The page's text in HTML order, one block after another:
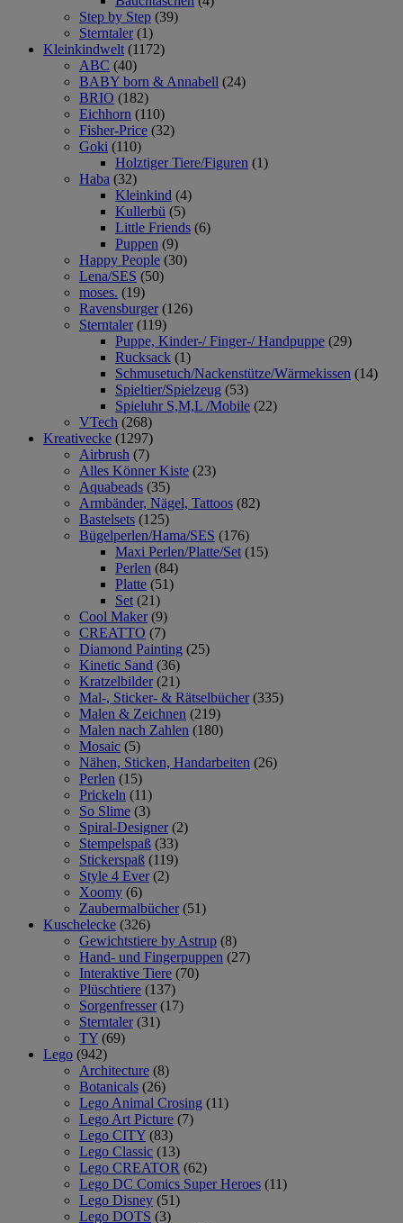
Step by Step (39)
Sterntaler (1)
Kleinkindwelt (1172)
ABC (40)
BABY born & Annabell (24)
BRIO (182)
Eichhorn (110)
Fisher-Price (32)
Goki (110)
Holztiger Tiere/Figuren (1)
Haba (32)
Kleinkind (4)
Kullerbü (5)
Little Friends (6)
Puppen (9)
Happy People (30)
Lena/SES (50)
moses. (19)
Ravensburger (126)
Sterntaler (119)
Puppe, Kinder-/ Finger-/ Handpuppe (29)
Rucksack (1)
Schmusetuch/Nackenstütze/Wärmekissen (14)
Spieltier/Spielzeug (53)
Spieluhr S,M,L /Mobile (22)
VTech (268)
Kreativecke (1297)
Airbrush (7)
Alles Könner Kiste (23)
Aquabeads (35)
Armbänder, Nägel, Tattoos (82)
Bastelsets (125)
Bügelperlen/Hama/SES (176)
Maxi Perlen/Platte/Set (15)
Perlen (84)
Platte (51)
Set (21)
Cool Maker (9)
CREATTO (7)
Diamond Painting (25)
Kinetic Sand (36)
Kratzelbilder (21)
Mal-, Sticker- & Rätselbücher (335)
Malen & Zeichnen (219)
Malen nach Zahlen (180)
Mosaic (5)
Nähen, Sticken, Handarbeiten (26)
Perlen (15)
Prickeln (11)
So Slime (3)
Spiral-Designer (2)
Stempelspaß (33)
Stickerspaß (119)
Style 4 Ever (2)
Xoomy (6)
Zaubermalbücher (51)
Kuschelecke (326)
Gewichtstiere by Astrup (8)
Hand- und Fingerpuppen (27)
Interaktive Tiere (70)
Plüschtiere (137)
Sorgenfresser (17)
Sterntaler (31)
TY (69)
Lego (942)
Architecture (8)
Botanicals (26)
Lego Animal Crosing (11)
Lego Art Picture (7)
Lego CITY (83)
Lego Classic (13)
Lego CREATOR (62)
Lego DC Comics Super Heroes (11)
Lego Disney (51)
Lego DOTS (3)